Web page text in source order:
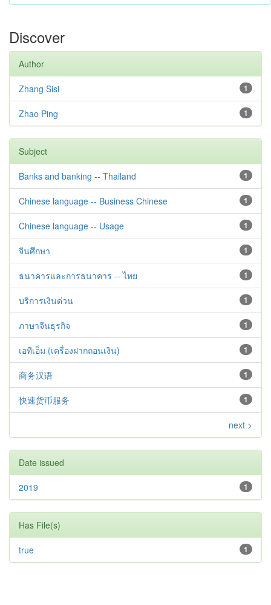
Discover
Author
1
Zhang Sisi
1
Zhao Ping
Subject
1
Banks and banking -- Thailand
1
Chinese language -- Business Chinese
1
Chinese language -- Usage
1
จีนศึกษา
1
ธนาคารและการธนาคาร -- ไทย
1
บริการเงินด่วน
1
ภาษาจีนธุรกิจ
1
เอทีเอ็ม (เครื่องฝากถอนเงิน)
1
商务汉语
1
快速货币服务
next >
Date issued
1
2019
Has File(s)
1
true